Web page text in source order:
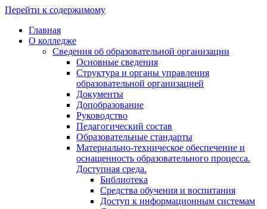
Перейти к содержимому
Главная
О колледже
Сведения об образовательной организации
Основные сведения
Структура и органы управления
образовательной организацией
Документы
Допобразование
Руководство
Педагогический состав
Образовательные стандарты
Материально-техническое обеспечение и
оснащенность образовательного процесса.
Доступная среда.
Библиотека
Средства обучения и воспитания
Доступ к информационным системам